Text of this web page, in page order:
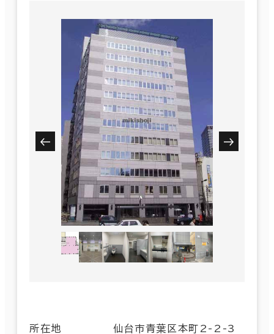
所在地 仙台市青葉区本町2-2-3